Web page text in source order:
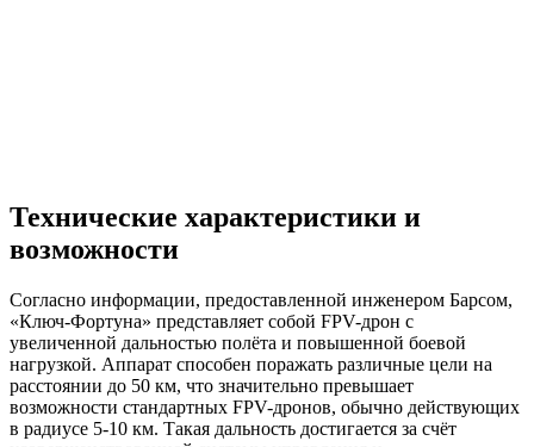
Технические характеристики и
возможности
Согласно информации, предоставленной инженером Барсом,
«Ключ-Фортуна» представляет собой FPV-дрон с
увеличенной дальностью полёта и повышенной боевой
нагрузкой. Аппарат способен поражать различные цели на
расстоянии до 50 км, что значительно превышает
возможности стандартных FPV-дронов, обычно действующих
в радиусе 5-10 км. Такая дальность достигается за счёт